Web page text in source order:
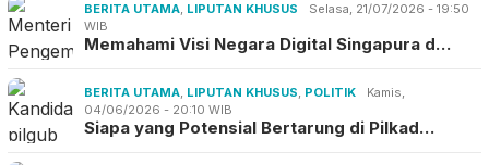
BERITA UTAMA, LIPUTAN KHUSUS
Selasa, 21/07/2026 - 19:50
WIB
Memahami Visi Negara Digital Singapura d…
BERITA UTAMA, LIPUTAN KHUSUS, POLITIK
Kamis,
04/06/2026 - 20:10 WIB
Siapa yang Potensial Bertarung di Pilkad…